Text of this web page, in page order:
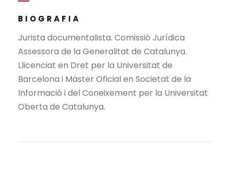
BIOGRAFIA
Jurista documentalista. Comissió Jurídica
Assessora de la Generalitat de Catalunya.
Llicenciat en Dret per la Universitat de
Barcelona i Màster Oficial en Societat de la
Informació i del Coneixement per la Universitat
Oberta de Catalunya.